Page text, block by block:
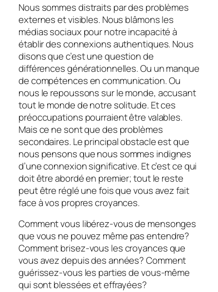
Nous sommes distraits par des problèmes
externes et visibles. Nous blâmons les
médias sociaux pour notre incapacité à
établir des connexions authentiques. Nous
disons que c’est une question de
différences générationnelles. Ou un manque
de compétences en communication. Ou
nous le repoussons sur le monde, accusant
tout le monde de notre solitude. Et ces
préoccupations pourraient être valables.
Mais ce ne sont que des problèmes
secondaires. Le principal obstacle est que
nous pensons que nous sommes indignes
d’une connexion significative. Et c’est ce qui
doit être abordé en premier; tout le reste
peut être réglé une fois que vous avez fait
face à vos propres croyances.
Comment vous libérez-vous de mensonges
que vous ne pouvez même pas entendre?
Comment brisez-vous les croyances que
vous avez depuis des années? Comment
guérissez-vous les parties de vous-même
qui sont blessées et effrayées?